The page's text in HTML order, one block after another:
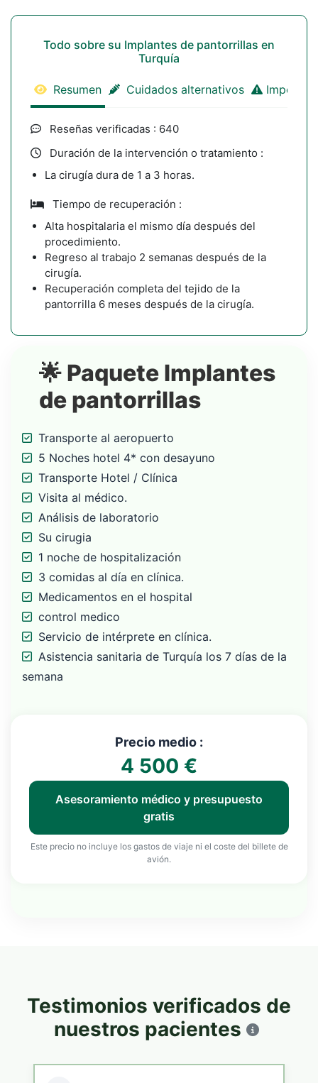
Todo sobre su Implantes de pantorrillas en
Turquía
Resumen Cuidados alternativos
Reseñas verificadas : 640
Duración de la intervención o tratamiento :
La cirugía dura de 1 a 3 horas.
Tiempo de recuperación :
Alta hospitalaria el mismo día después del
procedimiento.
Regreso al trabajo 2 semanas después de la
cirugía.
Recuperación completa del tejido de la
pantorrilla 6 meses después de la cirugía.
🌟 Paquete Implantes
de pantorrillas
Transporte al aeropuerto
5 Noches hotel 4* con desayuno
Transporte Hotel / Clínica
Visita al médico.
Análisis de laboratorio
Su cirugia
1 noche de hospitalización
3 comidas al día en clínica.
Medicamentos en el hospital
control medico
Servicio de intérprete en clínica.
Asistencia sanitaria de Turquía los 7 días de la
semana
Precio medio :
4 500 €
Asesoramiento médico y presupuesto
gratis
Este precio no incluye los gastos de viaje ni el coste del billete de
avión.
Testimonios verificados de
nuestros pacientes